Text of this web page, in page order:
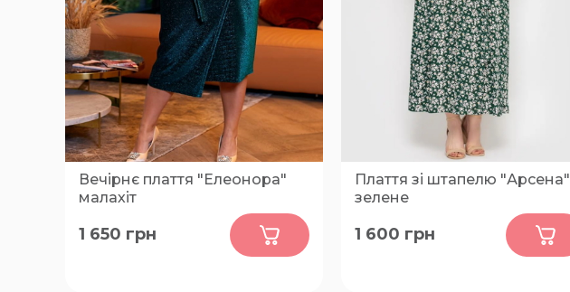
Вечірнє плаття "Елеонора"
малахіт
50-52, 54-56, 58-60, 62-64
1 650 грн
Плаття зі штапелю "Арсена"
зелене
1 600 грн